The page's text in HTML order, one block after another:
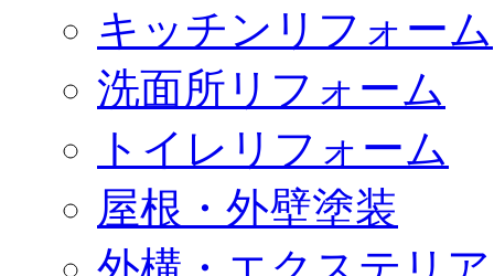
キッチンリフォーム
洗面所リフォーム
トイレリフォーム
屋根・外壁塗装